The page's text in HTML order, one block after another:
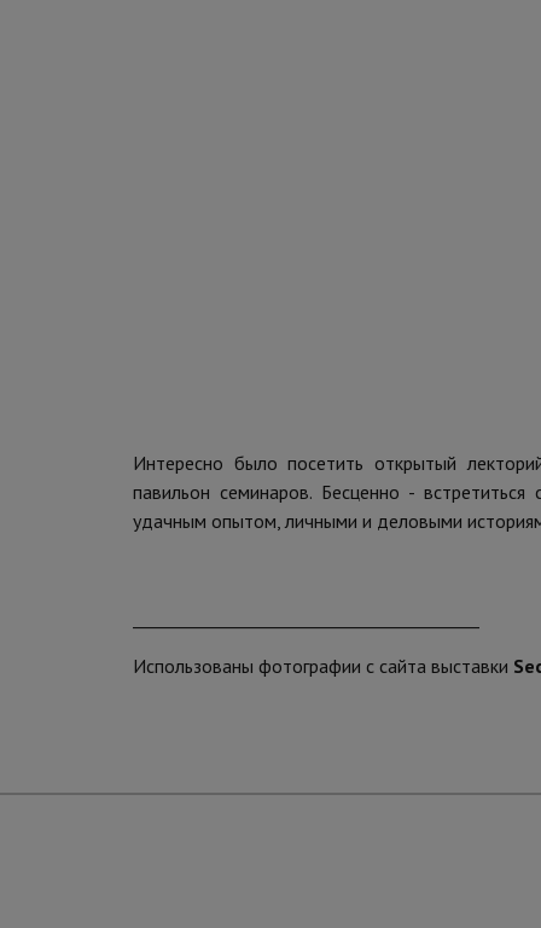
Интересно было посетить открытый
павильон семинаров. Бесценно -
удачным опытом, личными и деловыми
Использованы фотографии с сайта выставки